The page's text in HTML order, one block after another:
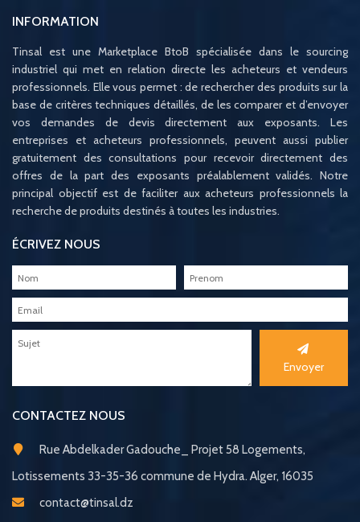
INFORMATION
Tinsal est une Marketplace BtoB spécialisée dans le sourcing
industriel qui met en relation directe les acheteurs et vendeurs
professionnels. Elle vous permet : de rechercher des produits sur la
base de critères techniques détaillés, de les comparer et d’envoyer
vos demandes de devis directement aux exposants. Les
entreprises et acheteurs professionnels, peuvent aussi publier
gratuitement des consultations pour recevoir directement des
offres de la part des exposants préalablement validés. Notre
principal objectif est de faciliter aux acheteurs professionnels la
recherche de produits destinés à toutes les industries.
ÉCRIVEZ NOUS
Envoyer
CONTACTEZ NOUS
Rue Abdelkader Gadouche_ Projet 58 Logements,
Lotissements 33-35-36 commune de Hydra. Alger, 16035
contact@tinsal.dz